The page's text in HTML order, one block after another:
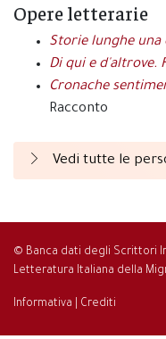
Opere letterarie
Storie lunghe una
Di qui e d'altrove.
Cronache
Racconto
Vedi tutte le
© Banca dati degli Scrittori
Letteratura Italiana della
Informativa Crediti